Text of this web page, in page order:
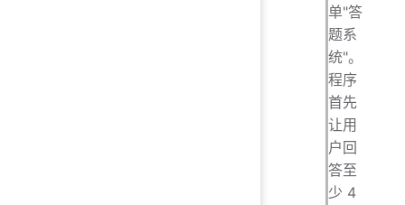
单"答
题系
统"。
程序
首先
让用
户回
答至
少 4